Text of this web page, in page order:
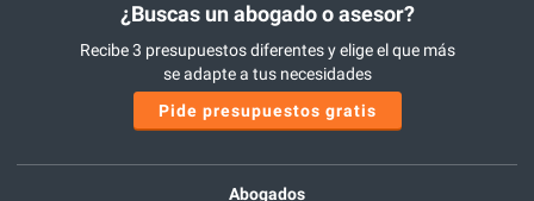
¿Buscas un abogado o asesor?
Recibe 3 presupuestos diferentes y elige el que más
se adapte a tus necesidades
Pide presupuestos gratis
Abogados